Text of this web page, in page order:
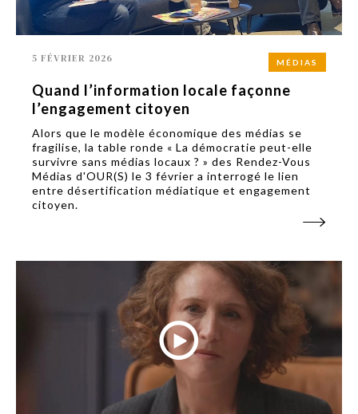
MÉDIAS
5 FÉVRIER 2026
Quand l’information locale façonne
l’engagement citoyen
Alors que le modèle économique des médias se
fragilise, la table ronde « La démocratie peut-elle
survivre sans médias locaux ? » des Rendez-Vous
Médias d'OUR(S) le 3 février a interrogé le lien
entre désertification médiatique et engagement
citoyen.